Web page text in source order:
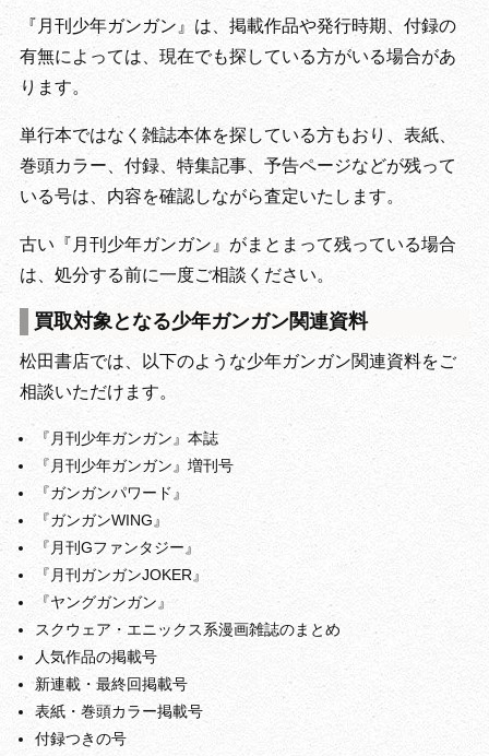
『月刊少年ガンガン』は、掲載作品や発行時期、付録の
有無によっては、現在でも探している方がいる場合があ
ります。
単行本ではなく雑誌本体を探している方もおり、表紙、
巻頭カラー、付録、特集記事、予告ページなどが残って
いる号は、内容を確認しながら査定いたします。
古い『月刊少年ガンガン』がまとまって残っている場合
は、処分する前に一度ご相談ください。
買取対象となる少年ガンガン関連資料
松田書店では、以下のような少年ガンガン関連資料をご
相談いただけます。
『月刊少年ガンガン』本誌
『月刊少年ガンガン』増刊号
『ガンガンパワード』
『ガンガンWING』
『月刊Gファンタジー』
『月刊ガンガンJOKER』
『ヤングガンガン』
スクウェア・エニックス系漫画雑誌のまとめ
人気作品の掲載号
新連載・最終回掲載号
表紙・巻頭カラー掲載号
付録つきの号